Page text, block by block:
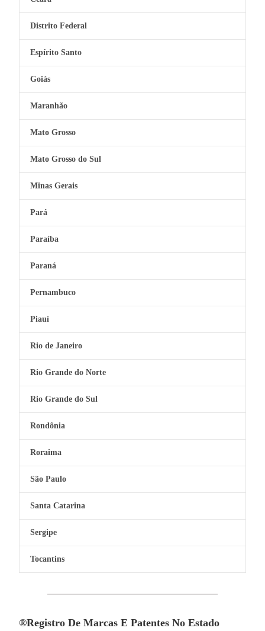
Distrito Federal
Espírito Santo
Goiás
Maranhão
Mato Grosso
Mato Grosso do Sul
Minas Gerais
Pará
Paraíba
Paraná
Pernambuco
Piauí
Rio de Janeiro
Rio Grande do Norte
Rio Grande do Sul
Rondônia
Roraima
São Paulo
Santa Catarina
Sergipe
Tocantins
®Registro De Marcas E Patentes No Estado